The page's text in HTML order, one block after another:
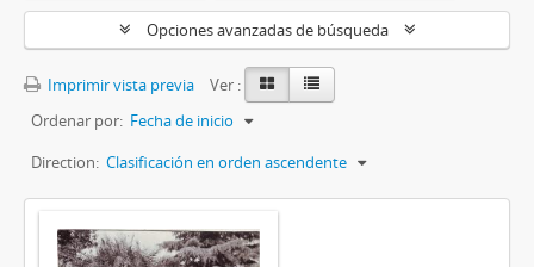
Opciones avanzadas de búsqueda
Imprimir vista previa
Ver :
Ordenar por: Fecha de inicio
Direction: Clasificación en orden ascendente